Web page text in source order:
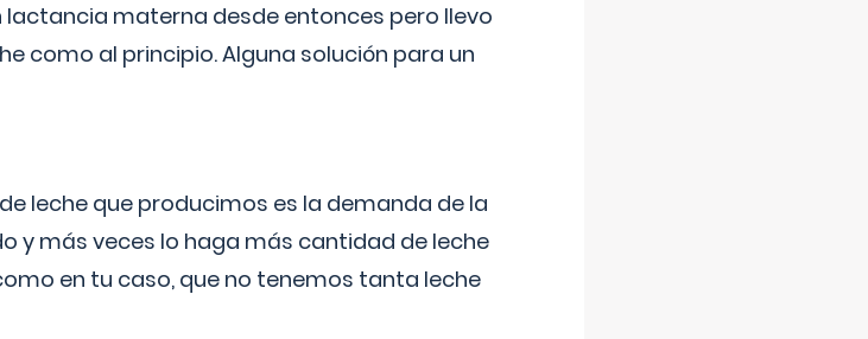
lactancia materna desde entonces pero llevo
como al principio. Alguna solución para un
leche que producimos es la demanda de la
y más veces lo haga más cantidad de leche
en tu caso, que no tenemos tanta leche